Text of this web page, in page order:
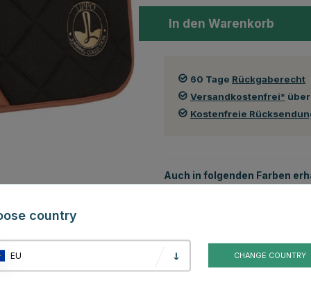
In den Warenkorb
60 Tage Rückgaberecht
Versandkostenfrei* über
Kostenfreie
Auch in folgenden Farben
country
EU CHANGE COUNTRY